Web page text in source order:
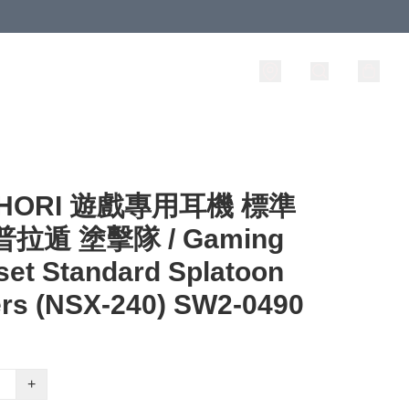
遊戲專用耳機 標準
拉遁 塗擊隊 / Gaming
Standard Splatoon
(NSX-240) SW2-0490
+